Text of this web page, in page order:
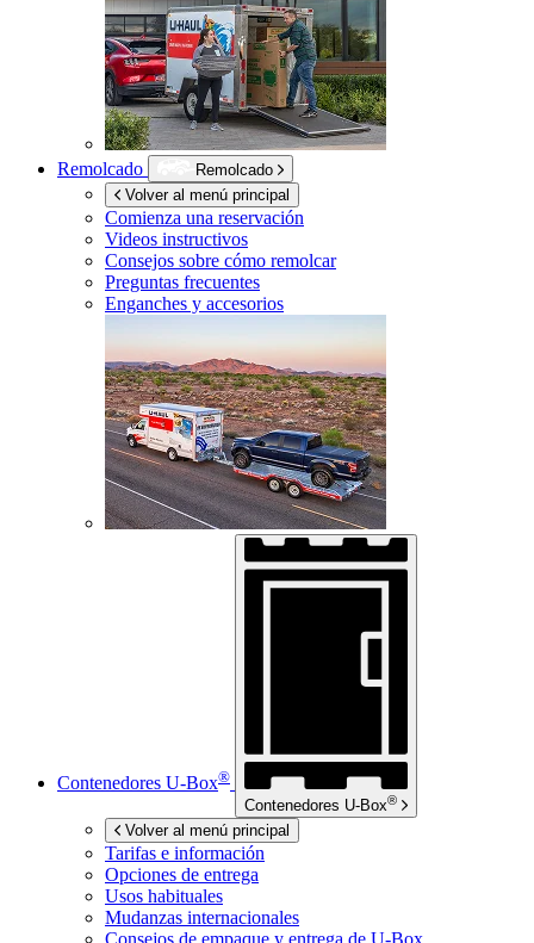
Remolcado
Remolcado
Volver al menú principal
Comienza una reservación
Videos instructivos
Consejos sobre cómo remolcar
Preguntas frecuentes
Enganches y accesorios
Contenedores U-Box®
Contenedores U-Box®
Volver al menú principal
Tarifas e información
Opciones de entrega
Usos habituales
Mudanzas internacionales
Consejos de empaque y entrega de U-Box